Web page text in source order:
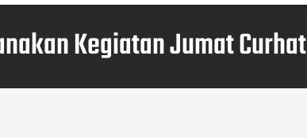
Kegiatan Jumat Curhat